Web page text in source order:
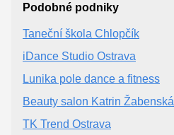
Podobné podniky
Taneční škola Chlopčík
iDance Studio Ostrava
Lunika pole dance a fitness
Beauty salon Katrin Žabenská
TK Trend Ostrava